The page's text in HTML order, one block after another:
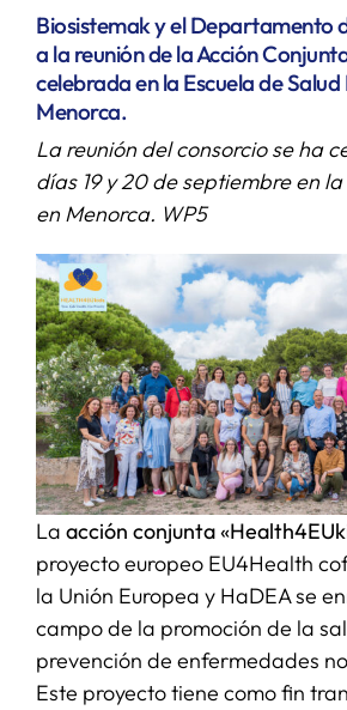
GRUPOS DE INVESTIGACIÓN
PROYECTOS/COLABORACIONES
SERVICIOS
APOYO I+D+I
NOTICIAS
Biosistemak y el Departamento
a la reunión de la Acción
celebrada en la Escuela de Salud
Menorca.
La reunión del consorcio se ha
días 19 y 20 de septiembre en
en Menorca. WP5
La acción conjunta
proyecto europeo EU4Health
la Unión Europea y HaDEA se
campo de la promoción de la
prevención de enfermedades
Este proyecto tiene como fin